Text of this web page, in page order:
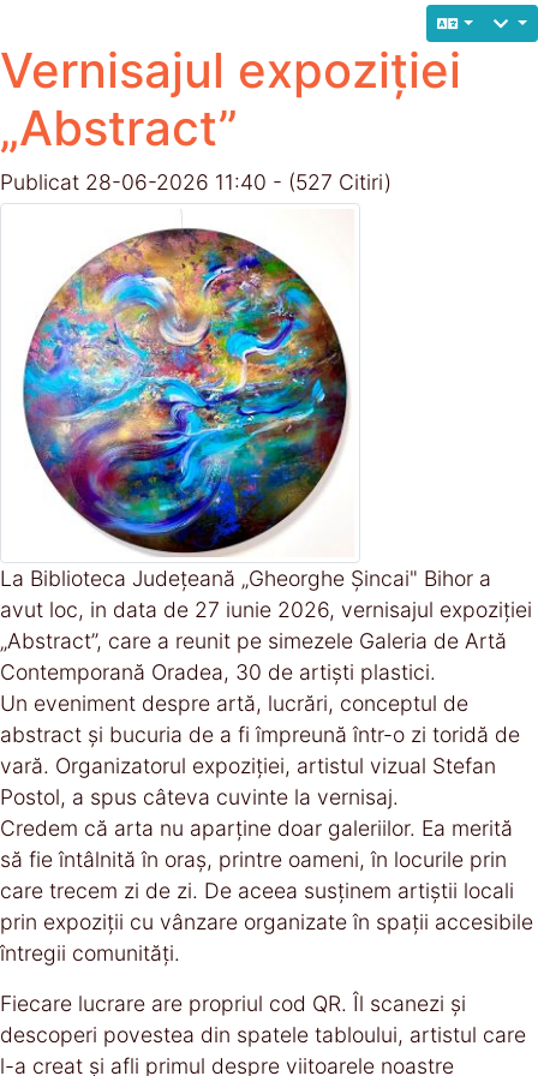
Vernisajul expoziției
„Abstract”
Publicat 28-06-2026 11:40 - (527 Citiri)
La Biblioteca Județeană „Gheorghe Șincai" Bihor a
avut loc, in data de 27 iunie 2026, vernisajul expoziției
„Abstract”, care a reunit pe simezele Galeria de Artă
Contemporană Oradea, 30 de artiști plastici.
Un eveniment despre artă, lucrări, conceptul de
abstract și bucuria de a fi împreună într-o zi toridă de
vară. Organizatorul expoziției, artistul vizual Stefan
Postol, a spus câteva cuvinte la vernisaj.
Credem că arta nu aparține doar galeriilor. Ea merită
să fie întâlnită în oraș, printre oameni, în locurile prin
care trecem zi de zi. De aceea susținem artiștii locali
prin expoziții cu vânzare organizate în spații accesibile
întregii comunități.
Fiecare lucrare are propriul cod QR. Îl scanezi și
descoperi povestea din spatele tabloului, artistul care
l-a creat și afli primul despre viitoarele noastre